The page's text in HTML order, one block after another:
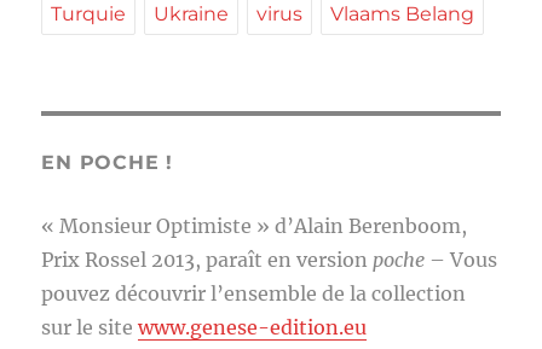
Turquie Ukraine virus Vlaams Belang
EN POCHE !
« Monsieur Optimiste » d’Alain Berenboom,
Prix Rossel 2013, paraît en version poche – Vous
pouvez découvrir l’ensemble de la collection
sur le sitewww.genese-edition.eu